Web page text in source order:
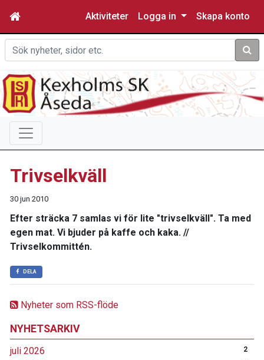
Aktiviteter Logga in Skapa konto
Sök
Nyheter som RSS-flöde
NYHETSARKIV
juli 2026 2
Trivselkväll
30 jun 2010
Efter sträcka 7 samlas vi för lite "trivselkväll". Ta med
egen mat. Vi bjuder på kaffe och kaka. //
Trivselkommittén.
DELA